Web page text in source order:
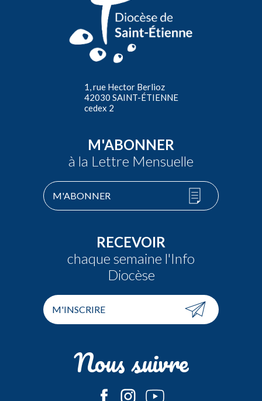
1, rue Hector Berlioz
42030 SAINT-ÉTIENNE
cedex 2
M'ABONNER
à la Lettre Mensuelle
M'ABONNER
RECEVOIR
chaque semaine l'Info
Diocèse
M'INSCRIRE
Nous suivre